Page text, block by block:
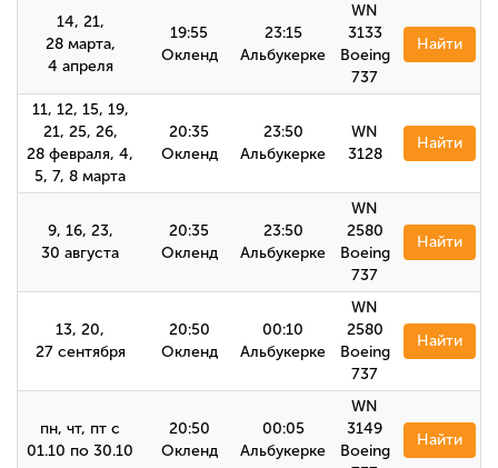
14, 21,
28 марта,
4 апреля
19:55
Окленд
23:15
Альбукерке
WN
3133
Boeing
737
Найти
11, 12, 15, 19,
21, 25, 26,
28 февраля, 4,
5, 7, 8 марта
20:35
Окленд
23:50
Альбукерке
WN
3128
Найти
9, 16, 23,
30 августа
20:35
Окленд
23:50
Альбукерке
WN
2580
Boeing
737
Найти
13, 20,
27 сентября
20:50
Окленд
00:10
Альбукерке
WN
2580
Boeing
737
Найти
пн, чт, пт с
01.10 по 30.10
20:50
Окленд
00:05
Альбукерке
WN
3149
Boeing
Найти